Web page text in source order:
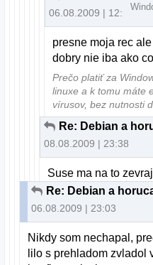
06.08.2009 | 12:33
presne moja rec
dobry nie iba ako
Prečo platiť za
linuxe a k tomu máte
vírusov, bez nutnosti
08.08.2009 | 23:38
Suse ma na to
06.08.2009 | 23:03
Nikdy som nechapal,
lilo s prehladom zvladol